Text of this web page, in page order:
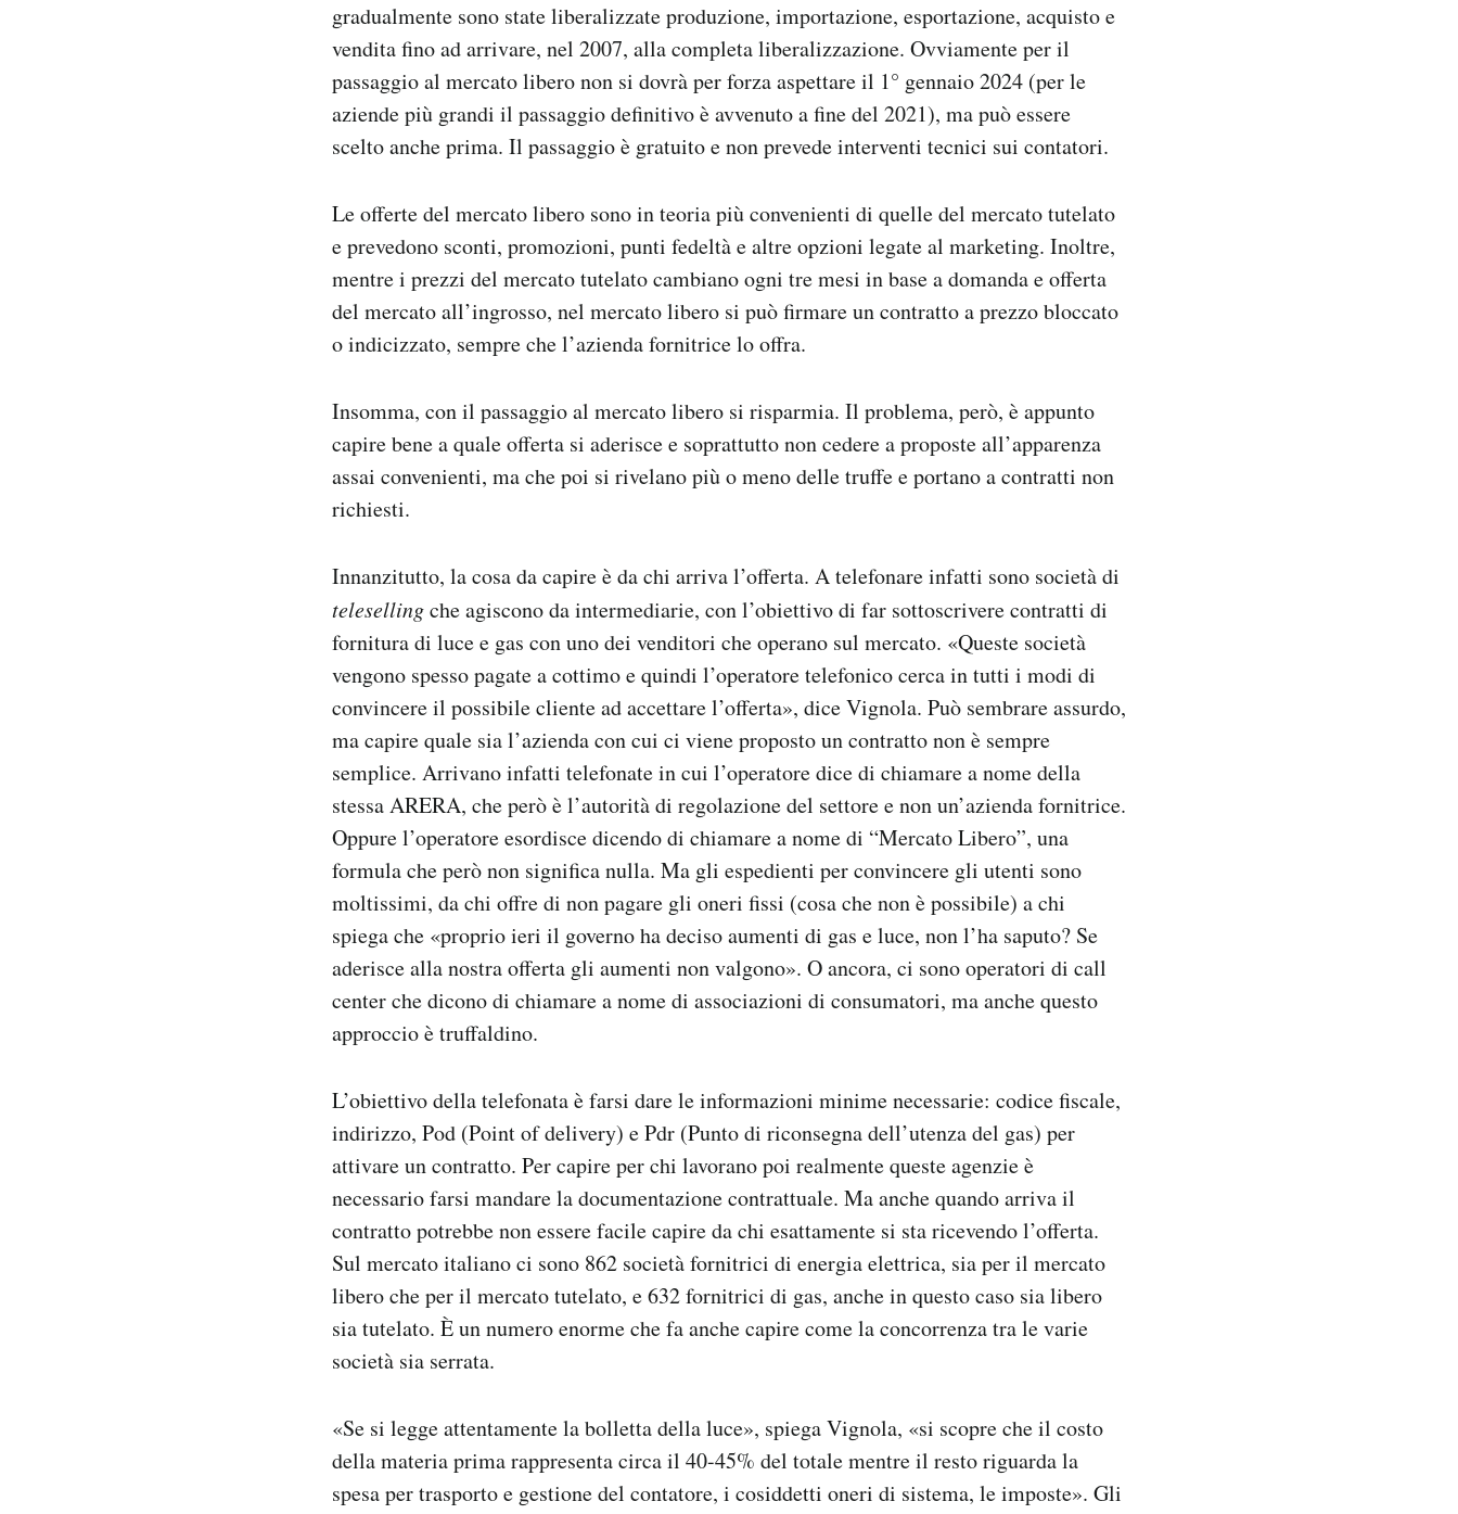
gradualmente sono state liberalizzate produzione, importazione, esportazione, acquisto e
vendita fino ad arrivare, nel 2007, alla completa liberalizzazione. Ovviamente per il
passaggio al mercato libero non si dovrà per forza aspettare il 1° gennaio 2024 (per le
aziende più grandi il passaggio definitivo è avvenuto a fine del 2021), ma può essere
scelto anche prima. Il passaggio è gratuito e non prevede interventi tecnici sui contatori.
Le offerte del mercato libero sono in teoria più convenienti di quelle del mercato tutelato
e prevedono sconti, promozioni, punti fedeltà e altre opzioni legate al marketing. Inoltre,
mentre i prezzi del mercato tutelato cambiano ogni tre mesi in base a domanda e offerta
del mercato all’ingrosso, nel mercato libero si può firmare un contratto a prezzo bloccato
o indicizzato, sempre che l’azienda fornitrice lo offra.
Insomma, con il passaggio al mercato libero si risparmia. Il problema, però, è appunto
capire bene a quale offerta si aderisce e soprattutto non cedere a proposte all’apparenza
assai convenienti, ma che poi si rivelano più o meno delle truffe e portano a contratti non
richiesti.
Innanzitutto, la cosa da capire è da chi arriva l’offerta. A telefonare infatti sono società di
telesellingche agiscono da intermediarie, con l’obiettivo di far sottoscrivere contratti di
fornitura di luce e gas con uno dei venditori che operano sul mercato. «Queste società
vengono spesso pagate a cottimo e quindi l’operatore telefonico cerca in tutti i modi di
convincere il possibile cliente ad accettare l’offerta», dice Vignola. Può sembrare assurdo,
ma capire quale sia l’azienda con cui ci viene proposto un contratto non è sempre
semplice. Arrivano infatti telefonate in cui l’operatore dice di chiamare a nome della
stessa ARERA, che però è l’autorità di regolazione del settore e non un’azienda fornitrice.
Oppure l’operatore esordisce dicendo di chiamare a nome di “Mercato Libero”, una
formula che però non significa nulla. Ma gli espedienti per convincere gli utenti sono
moltissimi, da chi offre di non pagare gli oneri fissi (cosa che non è possibile) a chi
spiega che «proprio ieri il governo ha deciso aumenti di gas e luce, non l’ha saputo? Se
aderisce alla nostra offerta gli aumenti non valgono». O ancora, ci sono operatori di call
center che dicono di chiamare a nome di associazioni di consumatori, ma anche questo
approccio è truffaldino.
L’obiettivo della telefonata è farsi dare le informazioni minime necessarie: codice fiscale,
indirizzo, Pod (Point of delivery) e Pdr (Punto di riconsegna dell’utenza del gas) per
attivare un contratto. Per capire per chi lavorano poi realmente queste agenzie è
necessario farsi mandare la documentazione contrattuale. Ma anche quando arriva il
contratto potrebbe non essere facile capire da chi esattamente si sta ricevendo l’offerta.
Sul mercato italiano ci sono 862 società fornitrici di energia elettrica, sia per il mercato
libero che per il mercato tutelato, e 632 fornitrici di gas, anche in questo caso sia libero
sia tutelato. È un numero enorme che fa anche capire come la concorrenza tra le varie
società sia serrata.
«Se si legge attentamente la bolletta della luce», spiega Vignola, «si scopre che il costo
della materia prima rappresenta circa il 40-45% del totale mentre il resto riguarda la
spesa per trasporto e gestione del contatore, i cosiddetti oneri di sistema, le imposte». Gli